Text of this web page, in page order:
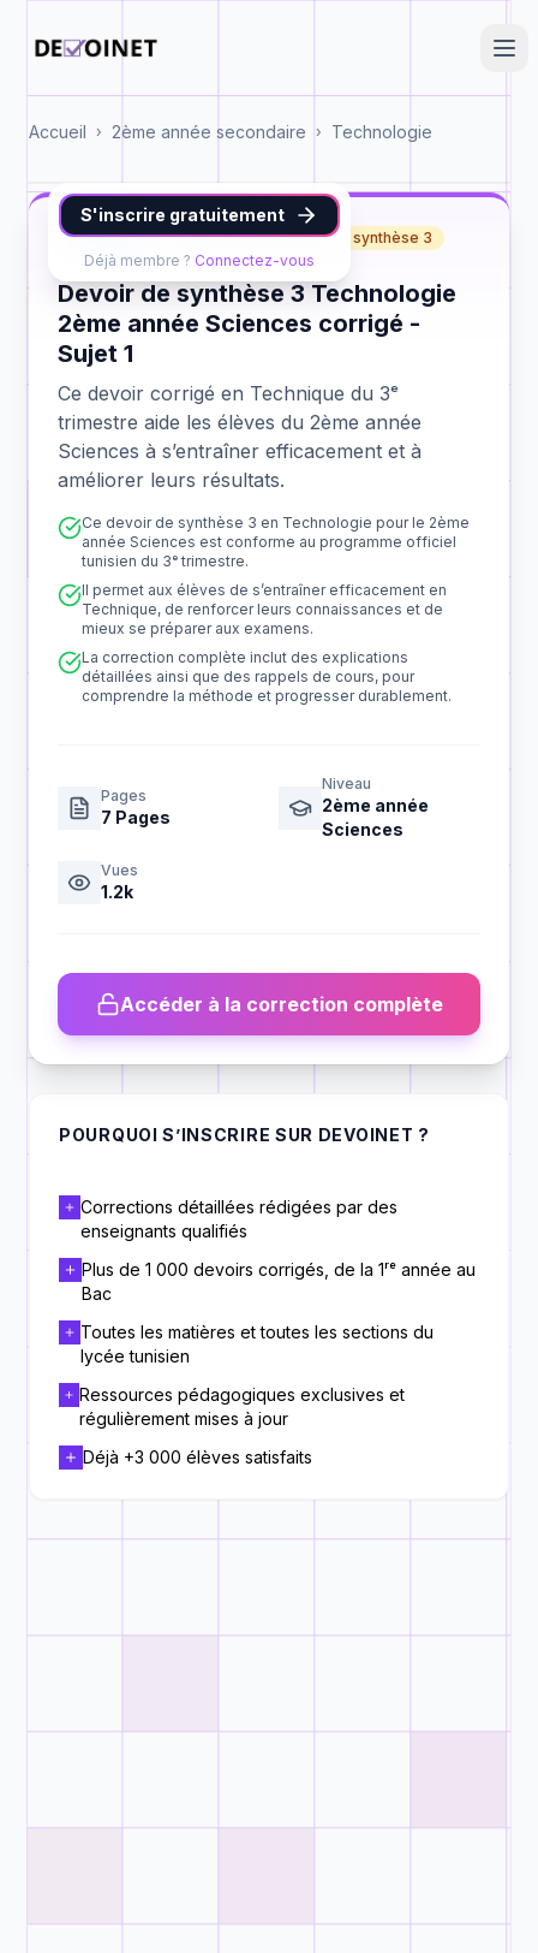
Accueil › 2ème année secondaire › Technologie
S'inscrire gratuitement
Déjà membre ? Connectez-vous
Technique 2ème année Sciences synthèse 3
Devoir de synthèse 3 Technologie
2ème année Sciences corrigé -
Sujet 1
Ce devoir corrigé en Technique du 3ᵉ
trimestre aide les élèves du 2ème année
Sciences à s’entraîner efficacement et à
améliorer leurs résultats.
Ce devoir de synthèse 3 en Technologie pour le 2ème
année Sciences est conforme au programme officiel
tunisien du 3ᵉ trimestre.
Il permet aux élèves de s’entraîner efficacement en
Technique, de renforcer leurs connaissances et de
mieux se préparer aux examens.
La correction complète inclut des explications
détaillées ainsi que des rappels de cours, pour
comprendre la méthode et progresser durablement.
Pages
7 Pages
Niveau
2ème année
Sciences
Vues
1.2k
Accéder à la correction complète
POURQUOI S’INSCRIRE SUR DEVOINET ?
Corrections détaillées rédigées par des
enseignants qualifiés
Plus de 1 000 devoirs corrigés, de la 1ʳᵉ année au
Bac
Toutes les matières et toutes les sections du
lycée tunisien
Ressources pédagogiques exclusives et
régulièrement mises à jour
Déjà +3 000 élèves satisfaits